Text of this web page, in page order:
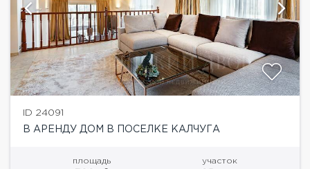
ID 24091
В АРЕНДУ ДОМ В ПОСЕЛКЕ КАЛЧУГА
площадь участок